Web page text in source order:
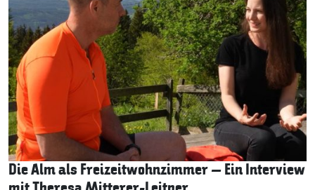
Die Alm als Freizeitwohnzimmer – Ein Interview